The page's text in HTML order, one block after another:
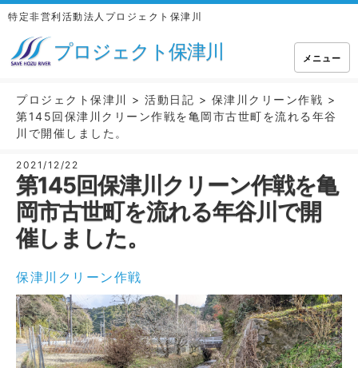
特定非営利活動法人プロジェクト保津川
プロジェクト保津川 メニュー
プロジェクト保津川 > 活動日記 > 保津川クリーン作戦 >
第145回保津川クリーン作戦を亀岡市古世町を流れる年谷
川で開催しました。
2021/12/22
第145回保津川クリーン作戦を亀
岡市古世町を流れる年谷川で開
催しました。
保津川クリーン作戦